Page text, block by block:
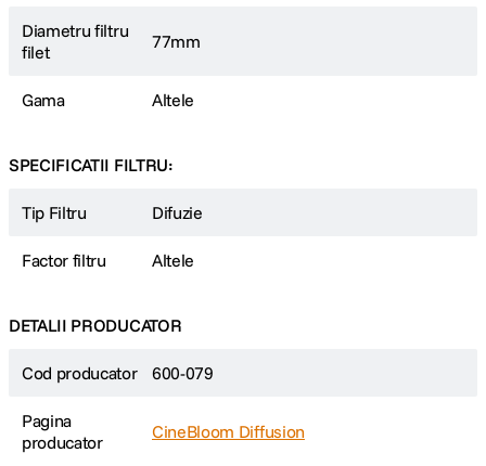
Diametru filtru
filet
77mm
Gama Altele
SPECIFICATII FILTRU:
Tip Filtru Difuzie
Factor filtru Altele
DETALII PRODUCATOR
Cod producator 600-079
Pagina
producator
CineBloom Diffusion